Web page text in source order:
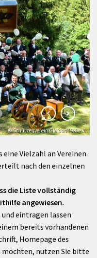
© Schützenverein Gleidorf 1920 e.V.
Vielzahl an Vereinen.
nach den einzelnen
die Liste vollständig
angewiesen.
eintragen lassen
bereits vorhandenen
Homepage des
nutzen Sie bitte